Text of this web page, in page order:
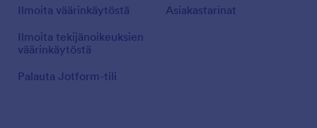
Ilmoita väärinkäytöstä
Ilmoita tekijänoikeuksien
väärinkäytöstä
Palauta Jotform-tili
Asiakastarinat